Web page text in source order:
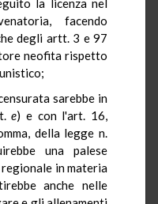
la licenza nel
facendo
degli artt. 3 e 97
neofita rispetto
sarebbe in
e) e con l'art. 16,
della legge n.
una palese
in materia
anche nelle